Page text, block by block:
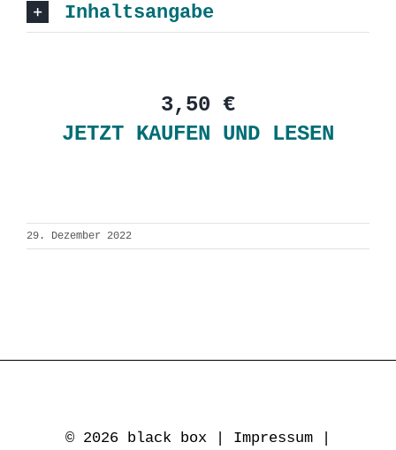
Inhaltsangabe
3,50 €
JETZT KAUFEN UND LESEN
29. Dezember 2022
© 2026 black box | Impressum